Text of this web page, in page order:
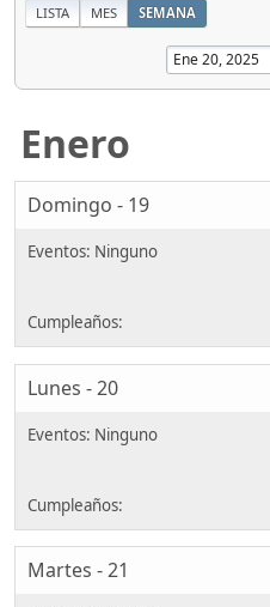
LISTA MES SEMANA
Enero
Domingo - 19
Lunes - 20
Martes - 21